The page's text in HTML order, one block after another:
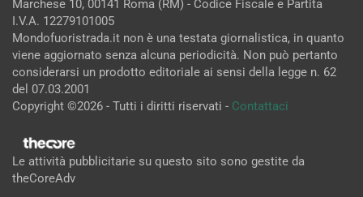
Marchese 10, 00141 Roma (RM) - Codice Fiscale e Partita
I.V.A. 12279101005
Mondofuoristrada.it non è una testata giornalistica, in quanto
viene aggiornato senza alcuna periodicità. Non può pertanto
considerarsi un prodotto editoriale ai sensi della legge n. 62
del 07.03.2001
Copyright ©2026 - Tutti i diritti riservati - Contattaci
Le attività pubblicitarie su questo sito sono gestite da
theCoreAdv